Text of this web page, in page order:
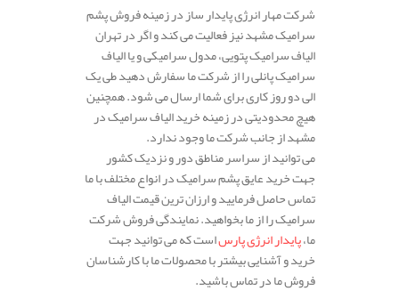
شرکت مهار انرژی پایدار ساز در زمینه فروش پشم
سرامیک مشهد نیز فعالیت می کند و اگر در تهران
الیاف سرامیک پتویی، مدول سرامیکی و یا الیاف
سرامیک پانلی را از شرکت ما سفارش دهید طی یک
الی دو روز کاری برای شما ارسال می شود. همچنین
هیچ محدودیتی در زمینه خرید الیاف سرامیک در
مشهد از جانب شرکت ما وجود ندارد.
می توانید از سراسر مناطق دور و نزدیک کشور
جهت خرید عایق پشم سرامیک در انواع مختلف با ما
تماس حاصل فرمایید و ارزان ترین قیمت الیاف
سرامیک را از ما بخواهید. نمایندگی فروش شرکت
ما،پایدار انرژی پارساست که می توانید جهت
خرید و آشنایی بیشتر با محصولات ما با کارشناسان
فروش ما در تماس باشید.